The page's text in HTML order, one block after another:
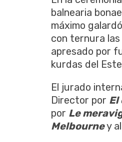
balnearia
máximo
con ternura
apresado por
kurdas del
El jurado
Director por El
por Le
Melbourney